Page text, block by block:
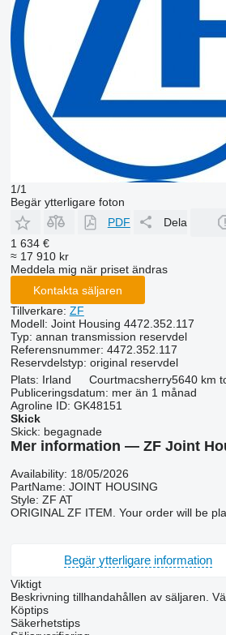
1/1
Begär ytterligare foton
PDF
Dela
1 634 €
≈ 17 910 kr
Meddela mig när priset ändras
Kontakta säljaren
Tillverkare: ZF
Modell: Joint Housing 4472.352.117
Typ: annan transmission reservdel
Referensnummer: 4472.352.117
Reservdelstyp: original reservdel
Plats: Irland Courtmacsherry5640 km
Publiceringsdatum: mer än 1 månad
Agroline ID: GK48151
Skick
Skick: begagnade
Mer information — ZF Joint
Availability: 18/05/2026
PartName: JOINT HOUSING
Style: ZF AT
ORIGINAL ZF ITEM. Your order will be
Begär ytterligare information
Viktigt
Beskrivning tillhandahållen av säljaren.
Köptips
Säkerhetstips